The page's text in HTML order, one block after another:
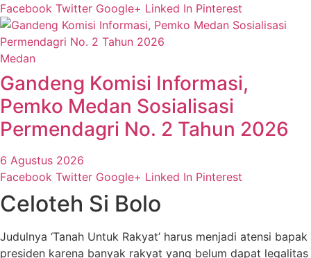
Facebook Twitter Google+ Linked In Pinterest
Medan
Gandeng Komisi Informasi,
Pemko Medan Sosialisasi
Permendagri No. 2 Tahun 2026
6 Agustus 2026
Facebook Twitter Google+ Linked In Pinterest
Celoteh Si Bolo
Judulnya ‘Tanah Untuk Rakyat’ harus menjadi atensi bapak
presiden karena banyak rakyat yang belum dapat legalitas